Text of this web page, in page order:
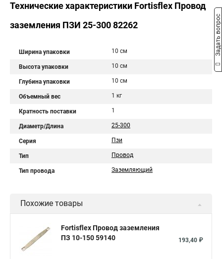
Технические характеристики Fortisflex Провод
заземления ПЗИ 25-300 82262
Ширина упаковки 10 см
Высота упаковки 10 см
Глубина упаковки 10 см
Объемный вес 1 кг
Кратность поставки 1
Диаметр/Длина 25-300
Серия Пзи
Тип Провод
Тип провода Заземляющий
Похожие товары
Fortisflex Провод заземления
ПЗ 10-150 59140
193,40 ₽
Задать вопрос